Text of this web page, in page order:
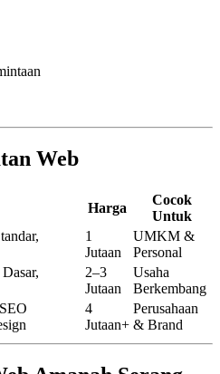
Web
Harga
Cocok
Untuk
1
Jutaan
UMKM &
Personal
2–3
Jutaan
Usaha
Berkembang
4
Jutaan+
Perusahaan
& Brand